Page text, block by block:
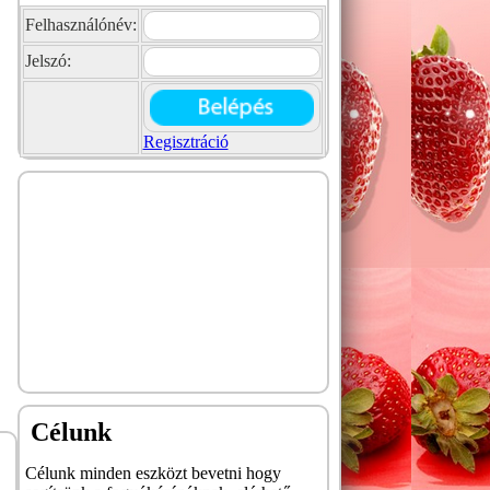
Felhasználónév:
Jelszó:
Regisztráció
Célunk
Célunk minden eszközt bevetni hogy